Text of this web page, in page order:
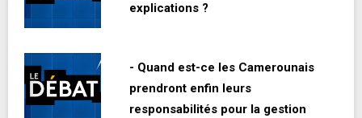
explications ?
- Quand est-ce les Camerounais
prendront enfin leurs
responsabilités pour la gestion